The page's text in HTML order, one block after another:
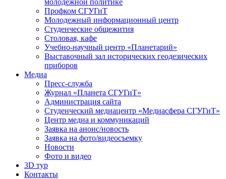
молодежной политике
Профком СГУГиТ
Молодежный информационный центр
Студенческие общежития
Столовая, кафе
Учебно-научный центр «Планетарий»
Выставочный зал исторических геодезических
приборов
Медиа
Пресс-служба
Журнал «Планета СГУГиТ»
Администрация сайта
Студенческий медиацентр «Медиасфера СГУГиТ»
Центр медиа и коммуникаций
Заявка на анонс/новость
Заявка на фото/видеосъемку
Новости
Фото и видео
3D тур
Контакты